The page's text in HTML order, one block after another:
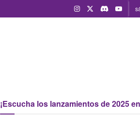
¡Escucha los lanzamientos de 2025